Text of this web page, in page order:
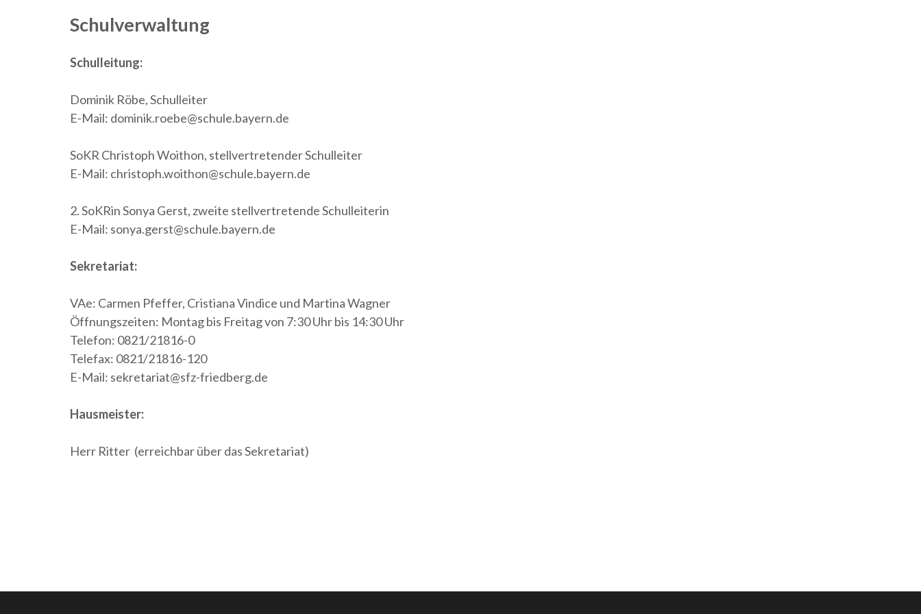
Schulverwaltung
Schulleitung:
Dominik Röbe, Schulleiter
E-Mail: dominik.roebe@schule.bayern.de
SoKR Christoph Woithon, stellvertretender Schulleiter
E-Mail: christoph.woithon@schule.bayern.de
2. SoKRin Sonya Gerst, zweite stellvertretende Schulleiterin
E-Mail: sonya.gerst@schule.bayern.de
Sekretariat:
VAe: Carmen Pfeffer, Cristiana Vindice und Martina Wagner
Öffnungszeiten: Montag bis Freitag von 7:30 Uhr bis 14:30 Uhr
Telefon: 0821/21816-0
Telefax: 0821/21816-120
E-Mail: sekretariat@sfz-friedberg.de
Hausmeister:
Herr Ritter (erreichbar über das Sekretariat)